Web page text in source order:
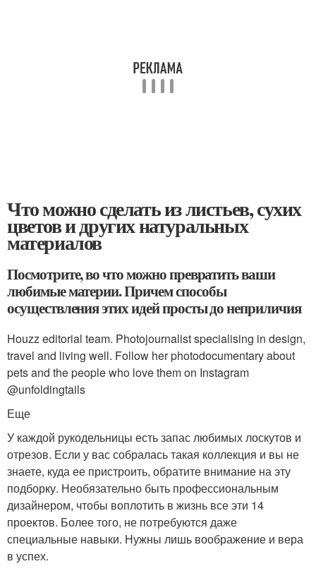
Что можно сделать из листьев, сухих
цветов и других натуральных
материалов
Посмотрите, во что можно превратить ваши
любимые материи. Причем способы
осуществления этих идей просты до неприличия
Houzz editorial team. Photojournalist specialising in design,
travel and living well. Follow her photodocumentary about
pets and the people who love them on Instagram
@unfoldingtails
Еще
У каждой рукодельницы есть запас любимых лоскутов и
отрезов. Если у вас собралась такая коллекция и вы не
знаете, куда ее пристроить, обратите внимание на эту
подборку. Необязательно быть профессиональным
дизайнером, чтобы воплотить в жизнь все эти 14
проектов. Более того, не потребуются даже
специальные навыки. Нужны лишь воображение и вера
в успех.